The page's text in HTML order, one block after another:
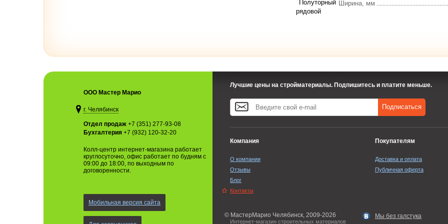
Полуторный
рядовой
Ширина, мм
ООО Мастер Марио
г. Челябинск
Отдел продаж +7 (351) 277-93-08
Бухгалтерия +7 (932) 120-32-20
Колл-центр интернет-магазина работает
круглосуточно, офис работает по будням с
09:00 до 18:00, по выходным по
договоренности.
Мобильная версия сайта
Лучшие цены на стройматериалы. Подпишитесь и платите меньше.
Подписаться
Компания
О компании
Отзывы
Блог
Контакты
Покупателям
Доставка и оплата
Публичная оферта
© МастерМарио Челябинск, 2009-2026
Интернет-магазин строительных материалов
Мы без галстука